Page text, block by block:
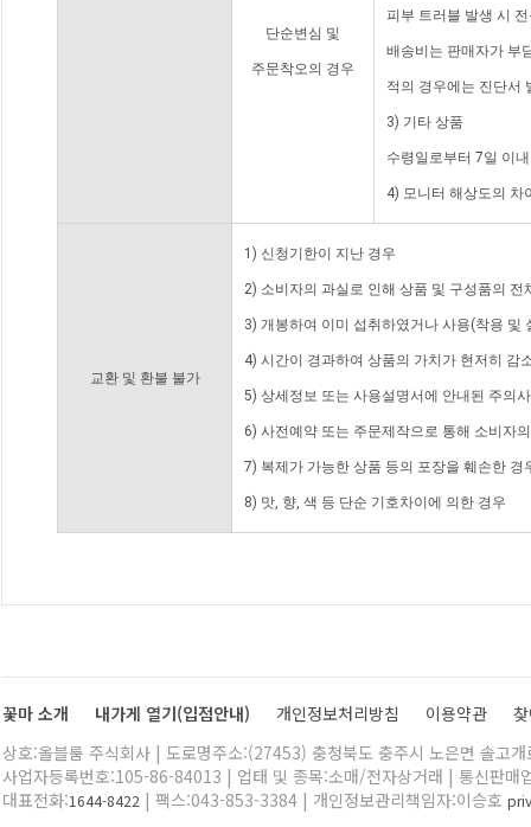
단순변심 및
주문착오의 경우
피부 트러블 발생 시
배송비는 판매자가 부
적의 경우에는 진단서
3) 기타 상품
수령일로부터 7일 이
4) 모니터 해상도의 차
교환 및 환불 불가
1) 신청기한이 지난 경우
2) 소비자의 과실로 인해 상품 및 구성품의
3) 개봉하여 이미 섭취하였거나 사용(착용 및
4) 시간이 경과하여 상품의 가치가 현저히 감
5) 상세정보 또는 사용설명서에 안내된 주의
6) 사전예약 또는 주문제작으로 통해 소비자
7) 복제가 가능한 상품 등의 포장을 훼손한 경
8) 맛, 향, 색 등 단순 기호차이에 의한 경우
꽃마 소개 내가게 열기(입점안내) 개인정보처리방침 이용약관
상호:올블룸 주식회사 | 도로명주소:(27453) 충청북도 충주시 노은면 솔고
사업자등록번호:105-86-84013 | 업태 및 종목:소매/전자상거래 | 통신판매
대표전화:1644-8422 | 팩스:043-853-3384 | 개인정보관리책임자:이승호